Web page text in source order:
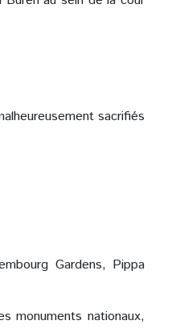
sacrifiés
Gardens, Pippa
monuments nationaux,